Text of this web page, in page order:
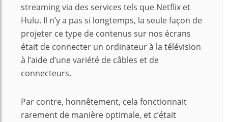
streaming via des services tels que Netflix et
Hulu. Il n’y a pas si longtemps, la seule façon de
projeter ce type de contenus sur nos écrans
était de connecter un ordinateur à la télévision
à l’aide d’une variété de câbles et de
connecteurs.
Par contre, honnêtement, cela fonctionnait
rarement de manière optimale, et c’était